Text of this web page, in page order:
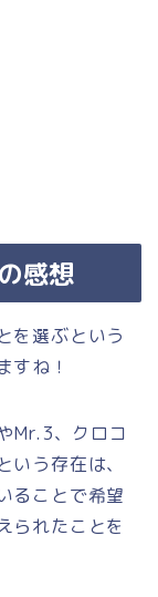
感想
を選ぶという
すね！
Mr.3、クロコ
う存在は、
ることで希望
られたことを